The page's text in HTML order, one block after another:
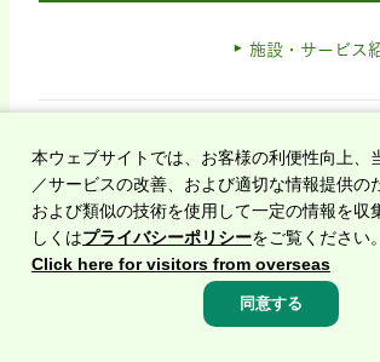
緊急のお知らせ
災害時の事故によ
通行止め等のお知ら
施設・サービス
この道路のサービスエリア一覧
「サービスエリア」の
本ウェブサイトでは、お客様の利便性向上、
／サービスの改善、および適切な情報提供の
および類似の技術を使用して一定の情報を収
しくはプライバシーポリシーをご覧ください。
Click here for visitors from overseas
同意する